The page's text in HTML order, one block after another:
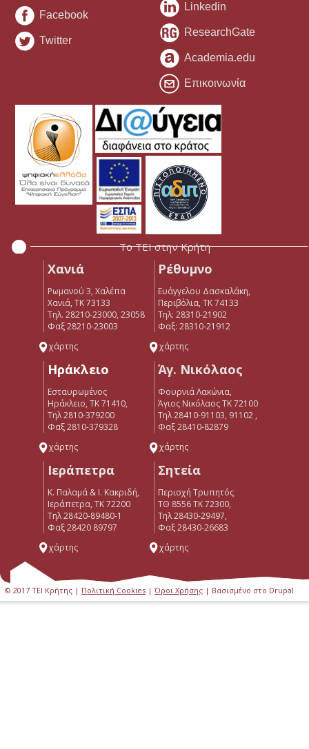
Facebook
Twitter
Linkedin
ResearchGate
Academia.edu
Επικοινωνία
Το ΤΕΙ στην Κρήτη
Χανιά
Ρωμανού 3, Χαλέπα
Χανιά, ΤΚ 73133
Τηλ. 28210-23000, 23058
Φαξ 28210-23003
χάρτης
Ρέθυμνο
Ευάγγελου Δασκαλάκη,
Περιβόλια, ΤΚ 74133
Tηλ: 28310-21902
Φαξ: 28310-21912
χάρτης
Ηράκλειο
Εσταυρωμένος
Ηράκλειο, ΤΚ 71410,
Τηλ 2810-379200
Φαξ 2810-379328
χάρτης
Άγ. Νικόλαος
Φουρνιά Λακώνια,
Άγιος Νικόλαος ΤΚ 72100
Τηλ 28410-91103, 91102 ,
Φαξ 28410-82879
χάρτης
Ιεράπετρα
Κ. Παλαμά & Ι. Κακριδή,
Ιεράπετρα, ΤΚ 72200
Tηλ 28420-89480-1
Φαξ 28420 89797
χάρτης
Σητεία
Περιοχή Τρυπητός
ΤΘ 8556 ΤΚ 72300,
Τηλ 28430-29497,
Φαξ 28430-26683
χάρτης
© 2017 ΤΕΙ Κρήτης | Πολιτική Cookies | Όροι Χρήσης | Βασισμένο στο Drupal